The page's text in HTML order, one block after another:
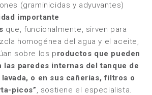
(graminicidas y adyuvantes)
importante
que, funcionalmente, sirven para
homogénea del agua y el aceite,
sobre los productos que pueden
las paredes internas del tanque de
lavada, o en sus cañerías, filtros o
picos”, sostiene el especialista.